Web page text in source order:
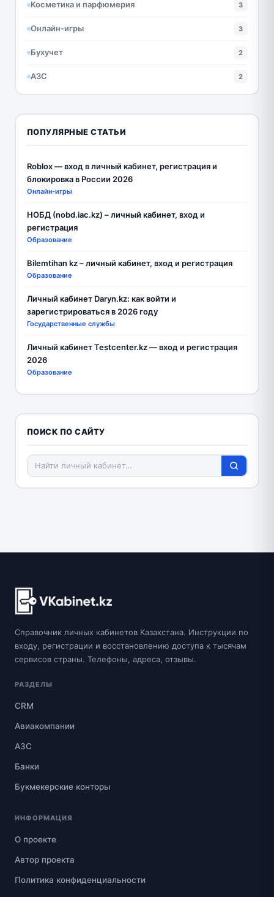
Косметика и парфюмерия 3
Онлайн-игры 3
Бухучет 2
АЗС 2
ПОПУЛЯРНЫЕ СТАТЬИ
Roblox — вход в личный кабинет, регистрация и
блокировка в России 2026
Онлайн-игры
НОБД (nobd.iac.kz) – личный кабинет, вход и
регистрация
Образование
Bilemtihan kz – личный кабинет, вход и регистрация
Образование
Личный кабинет Daryn.kz: как войти и
зарегистрироваться в 2026 году
Государственные службы
Личный кабинет Testcenter.kz — вход и регистрация
2026
Образование
ПОИСК ПО САЙТУ
Справочник личных кабинетов Казахстана. Инструкции по
входу, регистрации и восстановлению доступа к тысячам
сервисов страны. Телефоны, адреса, отзывы.
РАЗДЕЛЫ
CRM
Авиакомпании
АЗС
Банки
Букмекерские конторы
ИНФОРМАЦИЯ
О проекте
Автор проекта
Политика конфиденциальности